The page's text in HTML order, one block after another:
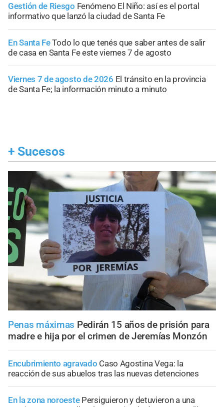
Gestión de Riesgo Fenómeno El Niño: así es el portal
informativo que lanzó la ciudad de Santa Fe
En Santa FeTodo lo que tenés que saber antes de salir
de casa en Santa Fe este viernes 7 de agosto
Viernes 7 de agosto de 2026 El tránsito en la provincia
de Santa Fe; la información minuto a minuto
+ Sucesos
Penas máximas Pedirán 15 años de prisión para
madre e hija por el crimen de Jeremías Monzón
Encubrimiento agravado Caso Agostina Vega: la
reacción de sus abuelos tras las nuevas detenciones
En la zona noroeste Persiguieron y detuvieron a una